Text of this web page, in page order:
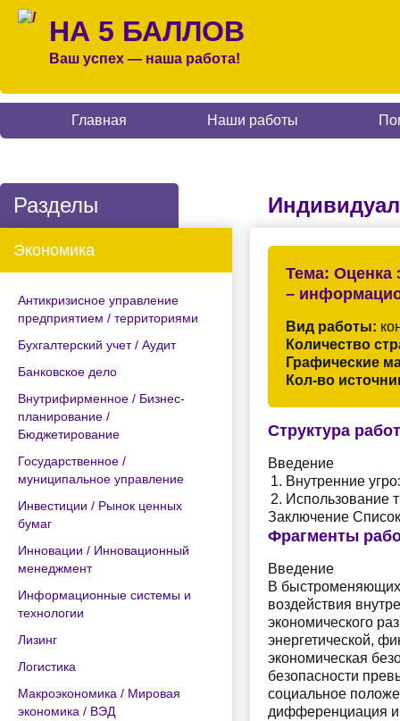
НА 5 БАЛЛОВ
Ваш успех — наша работа!
Главная Наши работы
Разделы
Экономика
Антикризисное управление
предприятием / территориями
Бухгалтерский учет / Аудит
Банковское дело
Внутрифирменное / Бизнес-
планирование /
Бюджетирование
Государственное /
муниципальное управление
Инвестиции / Рынок ценных
бумаг
Инновации / Инновационный
менеджмент
Информационные системы и
технологии
Лизинг
Логистика
Макроэкономика / Мировая
экономика / ВЭД
Тема: Оценка
–
Вид работы:
Количество
Графические
Кол-во
Структура
Введение
Внутренние
Использование
Заключение
Фрагменты
Введение
В
воздействия
экономического
энергетической,
экономическая
безопасности
социальное
дифференциация и